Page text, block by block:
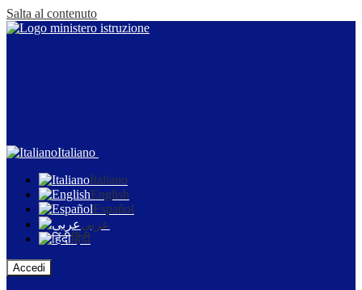
Salta al contenuto
Italiano
Italiano
English
Español
عربى
हिंदी
Accedi